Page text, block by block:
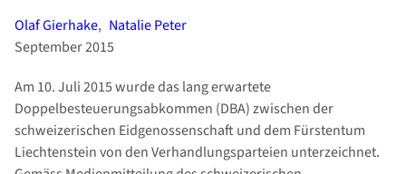
Olaf Gierhake, Natalie Peter
September 2015
Am 10. Juli 2015 wurde das lang erwartete
Doppelbesteuerungsabkommen (DBA) zwischen der
schweizerischen Eidgenossenschaft und dem Fürstentum
Liechtenstein von den Verhandlungsparteien unterzeichnet.